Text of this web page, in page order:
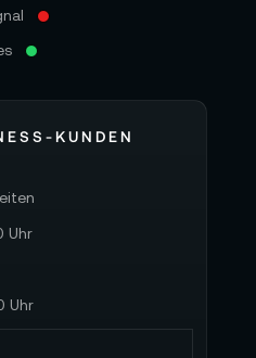
KUNDEN
Uhr
Uhr